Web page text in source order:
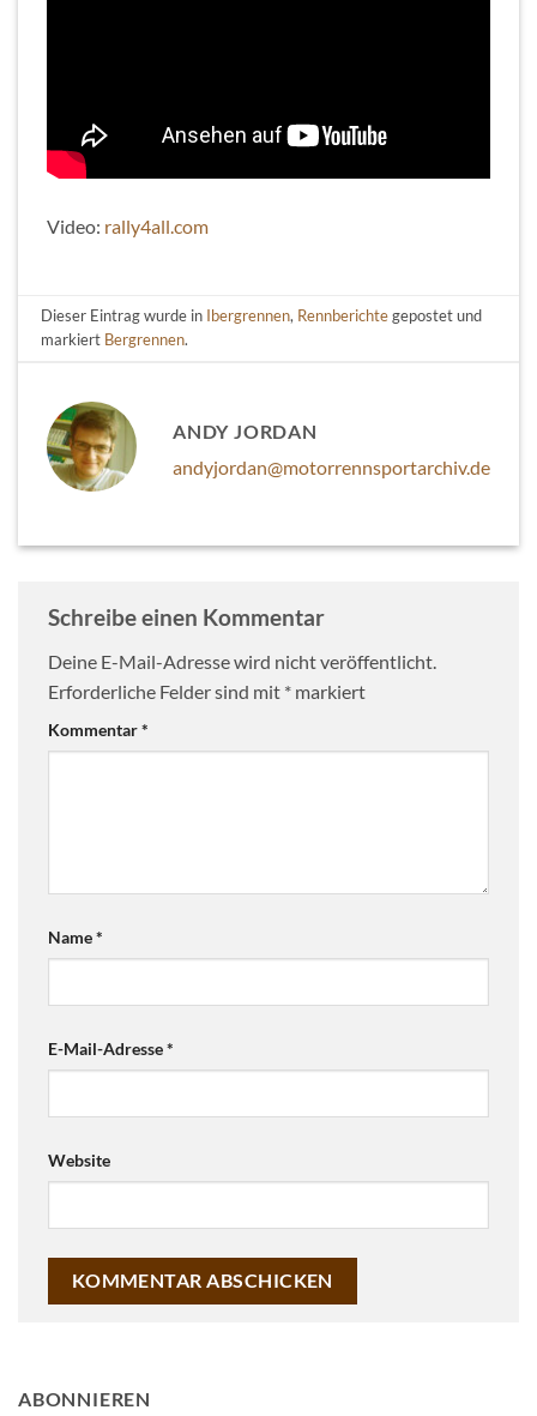
Video: rally4all.com
Dieser Eintrag wurde in Ibergrennen, Rennberichtegepostet und
markiert Bergrennen.
ANDY JORDAN
andyjordan@motorrennsportarchiv.de
Schreibe einen Kommentar
Deine E-Mail-Adresse wird nicht veröffentlicht.
Erforderliche Felder sind mit * markiert
Kommentar*
Name*
E-Mail-Adresse*
Website
ABONNIEREN